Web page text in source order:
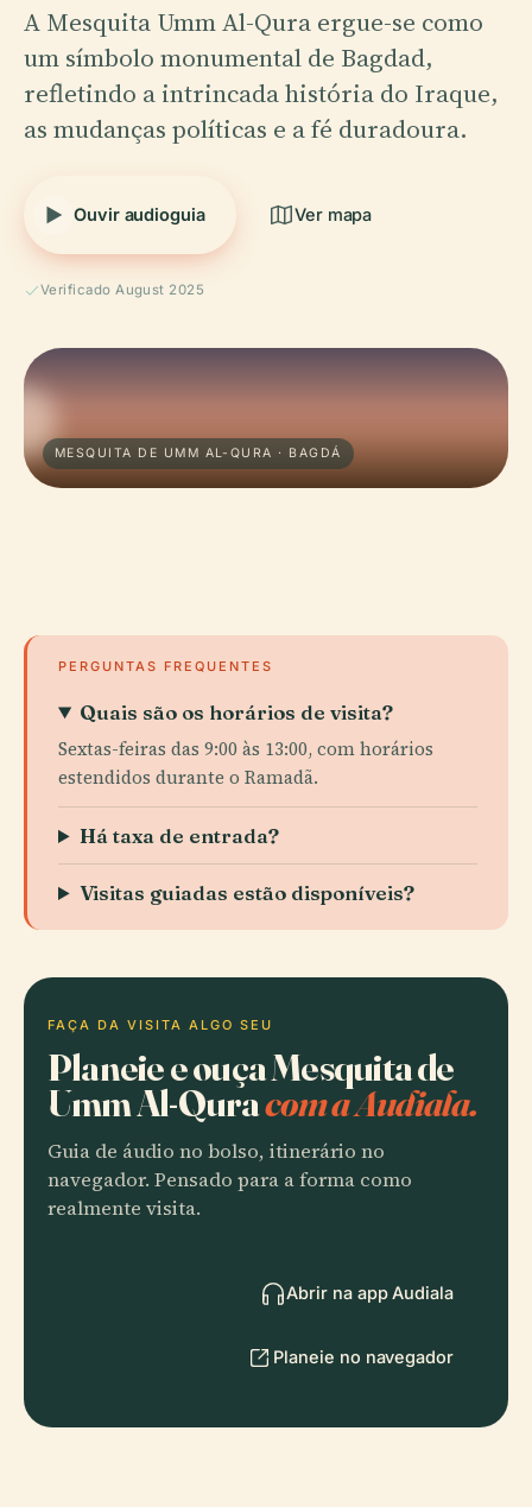
A Mesquita Umm Al-Qura ergue-se como
um símbolo monumental de Bagdad,
refletindo a intrincada história do Iraque,
as mudanças políticas e a fé duradoura.
Ouvir audioguia Ver mapa
Verificado August 2025
MESQUITA DE UMM AL-QURA · BAGDÁ
PERGUNTAS FREQUENTES
Quais são os horários de visita?
Sextas-feiras das 9:00 às 13:00, com horários
estendidos durante o Ramadã.
Há taxa de entrada?
Visitas guiadas estão disponíveis?
FAÇA DA VISITA ALGO SEU
Planeie e ouça Mesquita de
Umm Al-Quracom a Audiala.
Guia de áudio no bolso, itinerário no
navegador. Pensado para a forma como
realmente visita.
Abrir na app Audiala
Planeie no navegador